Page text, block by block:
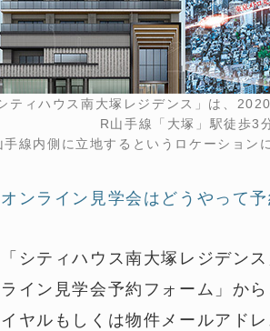
ティハウス南大塚レジデンス」は、
R山手線「大塚」駅徒歩3
手線内側に立地するというロケーション
オンライン見学会はどうやって
「シティハウス南大塚レジデン
ライン見学会予約フォーム」か
イヤルもしくは物件メールアド